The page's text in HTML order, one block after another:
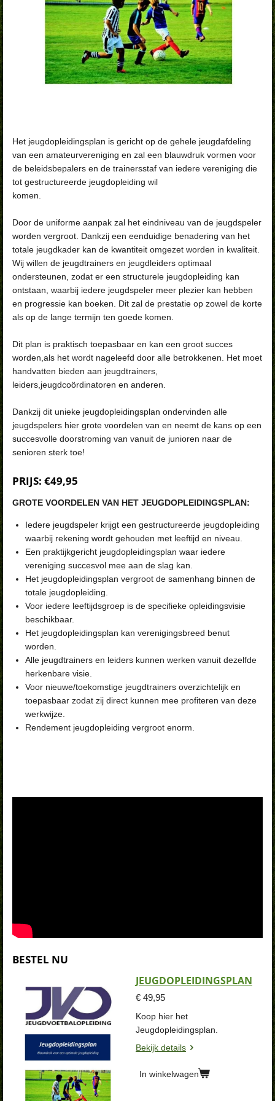
Het jeugdopleidingsplan is gericht op de gehele jeugdafdeling
van een amateurvereniging en zal een blauwdruk vormen voor
de beleidsbepalers en de trainersstaf van iedere vereniging die
tot gestructureerde jeugdopleiding wil
komen.
Door de uniforme aanpak zal het eindniveau van de jeugdspeler
worden vergroot. Dankzij een eenduidige benadering van het
totale jeugdkader kan de kwantiteit omgezet worden in kwaliteit.
Wij willen de jeugdtrainers en jeugdleiders optimaal
ondersteunen, zodat er een structurele jeugdopleiding kan
ontstaan, waarbij iedere jeugdspeler meer plezier kan hebben
en progressie kan boeken. Dit zal de prestatie op zowel de korte
als op de lange termijn ten goede komen.
Dit plan is praktisch toepasbaar en kan een groot succes
worden,als het wordt nageleefd door alle betrokkenen. Het moet
handvatten bieden aan jeugdtrainers,
leiders,jeugdcoördinatoren en anderen.
Dankzij dit unieke jeugdopleidingsplan ondervinden alle
jeugdspelers hier grote voordelen van en neemt de kans op een
succesvolle doorstroming van vanuit de junioren naar de
senioren sterk toe!
PRIJS: €49,95
GROTE VOORDELEN VAN HET JEUGDOPLEIDINGSPLAN:
Iedere jeugdspeler krijgt een gestructureerde jeugdopleiding
waarbij rekening wordt gehouden met leeftijd en niveau.
Een praktijkgericht jeugdopleidingsplan waar iedere
vereniging succesvol mee aan de slag kan.
Het jeugdopleidingsplan vergroot de samenhang binnen de
totale jeugdopleiding.
Voor iedere leeftijdsgroep is de specifieke opleidingsvisie
beschikbaar.
Het jeugdopleidingsplan kan verenigingsbreed benut
worden.
Alle jeugdtrainers en leiders kunnen werken vanuit dezelfde
herkenbare visie.
Voor nieuwe/toekomstige jeugdtrainers overzichtelijk en
toepasbaar zodat zij direct kunnen mee profiteren van deze
werkwijze.
Rendement jeugdopleiding vergroot enorm.
BESTEL NU
JEUGDOPLEIDINGSPLAN
€ 49,95
Koop hier het
Jeugdopleidingsplan.
Bekijk details
In winkelwagen